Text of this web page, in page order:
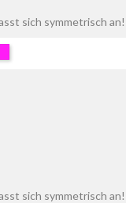
sich symmetrisch an!
sich symmetrisch an!